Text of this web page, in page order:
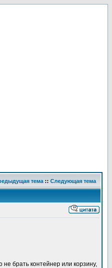
тема :: Следующая тема
брать контейнер или корзину,